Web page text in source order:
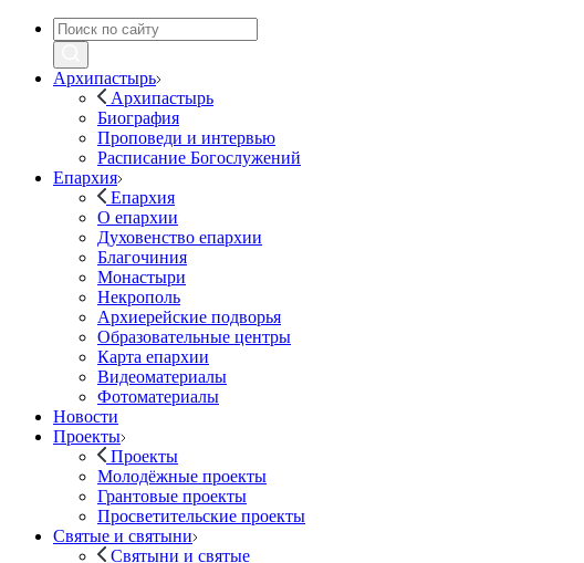
Архипастырь
Архипастырь
Биография
Проповеди и интервью
Расписание Богослужений
Епархия
Епархия
О епархии
Духовенство епархии
Благочиния
Монастыри
Некрополь
Архиерейские подворья
Образовательные центры
Карта епархии
Видеоматериалы
Фотоматериалы
Новости
Проекты
Проекты
Молодёжные проекты
Грантовые проекты
Просветительские проекты
Святые и святыни
Святыни и святые